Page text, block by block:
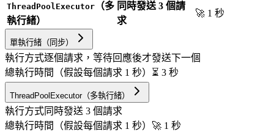
ThreadPoolExecutor （多
執行緒）
同時發送 3 個請
求
🚀 1 秒
單執行緒（同步）
執行方式逐個請求，等待回應後才發送下一個
總執行時間（假設每個請求 1 秒） ⏳ 3 秒
ThreadPoolExecutor（多執行緒）
執行方式 同時發送 3 個請求
總執行時間（假設每個請求 1 秒） 🚀 1 秒